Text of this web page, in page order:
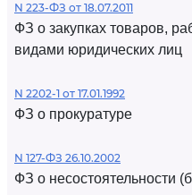
N 223-ФЗ от 18.07.2011
ФЗ о закупках товаров,
видами юридических лиц
N 2202-1 от 17.01.1992
ФЗ о прокуратуре
N 127-ФЗ 26.10.2002
ФЗ о несостоятельности